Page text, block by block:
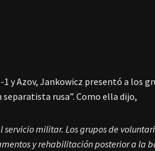
y Azov, Jankowicz presentó a los
rusa”. Como ella dijo,
militar. Los grupos de
y rehabilitación posterior a la